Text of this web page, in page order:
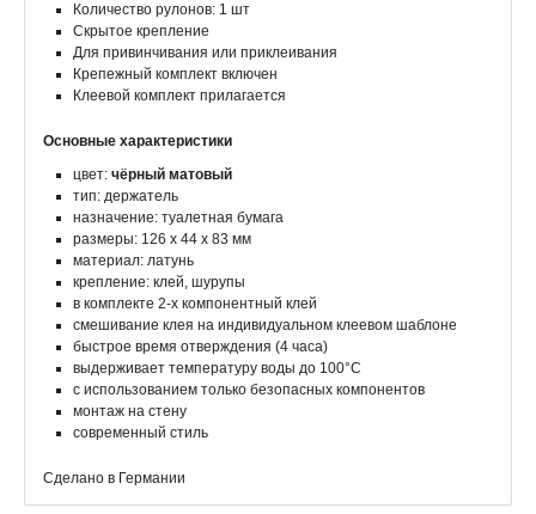
Количество рулонов: 1 шт
Cкрытое крепление
Для привинчивания или приклеивания
Крепежный комплект включен
Клеевой комплект прилагается
Основные характеристики
цвет: чёрный матовый
тип: держатель
назначение: туалетная бумага
размеры: 126 х 44 х 83 мм
материал: латунь
крепление: клей, шурупы
в комплекте 2-х компонентный клей
смешивание клея на индивидуальном клеевом шаблоне
быстрое время отверждения (4 часа)
выдерживает температуру воды до 100°C
с использованием только безопасных компонентов
монтаж на стену
современный стиль
Сделано в Германии